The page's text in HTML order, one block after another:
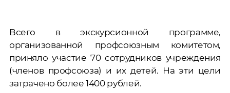
Всего в экскурсионной программе,
организованной профсоюзным комитетом,
приняло участие 70 сотрудников учреждения
(членов профсоюза) и их детей. На эти цели
затрачено более 1400 рублей.